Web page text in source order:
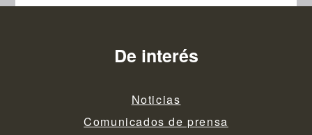
De interés
Noticias
Comunicados de prensa